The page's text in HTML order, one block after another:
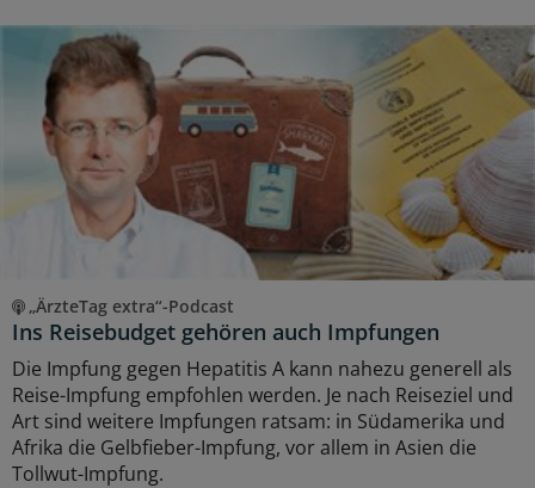
„ÄrzteTag extra“-Podcast
Ins Reisebudget gehören auch Impfungen
Die Impfung gegen Hepatitis A kann nahezu generell als
Reise-Impfung empfohlen werden. Je nach Reiseziel und
Art sind weitere Impfungen ratsam: in Südamerika und
Afrika die Gelbfieber-Impfung, vor allem in Asien die
Tollwut-Impfung.